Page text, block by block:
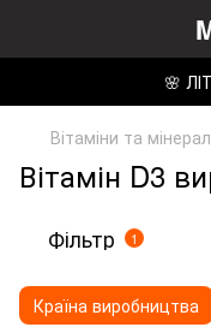
🌸
Вітаміни та
Вітамін D3
Фільтр 1
Країна виробництва